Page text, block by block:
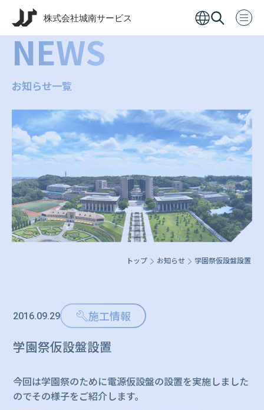
NEWS
お知らせ一覧
トップ お知らせ 学園祭仮設盤設置
2016.09.29 施工情報
学園祭仮設盤設置
今回は学園祭のために電源仮設盤の設置を実施しました
のでその様子をご紹介します。